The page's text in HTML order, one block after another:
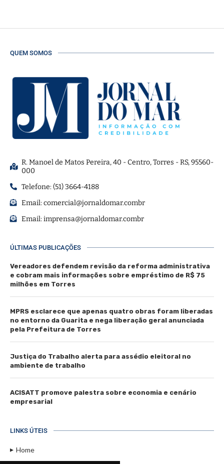
QUEM SOMOS
R. Manoel de Matos Pereira, 40 - Centro, Torres - RS, 95560-
000
Telefone: (51) 3664-4188
Email:comercial@jornaldomar.combr
Email:imprensa@jornaldomar.combr
ÚLTIMAS PUBLICAÇÕES
Vereadores defendem revisão da reforma administrativa
e cobram mais informações sobre empréstimo de R$ 75
milhões em Torres
MPRS esclarece que apenas quatro obras foram liberadas
no entorno da Guarita e nega liberação geral anunciada
pela Prefeitura de Torres
Justiça do Trabalho alerta para assédio eleitoral no
ambiente de trabalho
ACISATT promove palestra sobre economia e cenário
empresarial
LINKS ÚTEIS
Home